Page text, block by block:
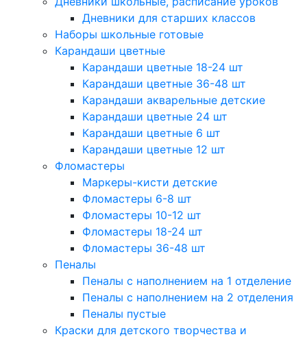
Дневники для старших классов
Наборы школьные готовые
Карандаши цветные
Карандаши цветные 18-24 шт
Карандаши цветные 36-48 шт
Карандаши акварельные детские
Карандаши цветные 24 шт
Карандаши цветные 6 шт
Карандаши цветные 12 шт
Фломастеры
Маркеры-кисти детские
Фломастеры 6-8 шт
Фломастеры 10-12 шт
Фломастеры 18-24 шт
Фломастеры 36-48 шт
Пеналы
Пеналы с наполнением на 1 отделение
Пеналы с наполнением на 2 отделения
Пеналы пустые
Краски для детского творчества и